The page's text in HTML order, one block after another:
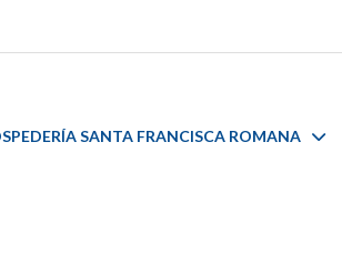
SANTA FRANCISCA ROMANA